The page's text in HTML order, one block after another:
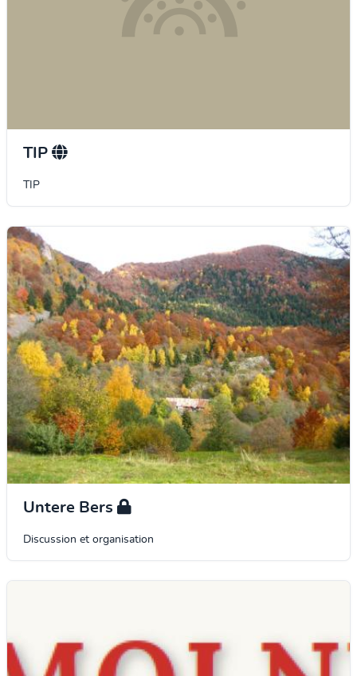
TIP
TIP
Untere Bers
Discussion et organisation